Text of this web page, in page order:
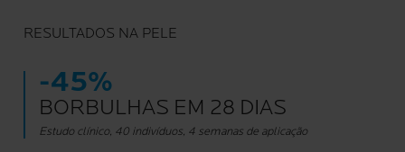
RESULTADOS NA PELE
-45%
BORBULHAS EM 28 DIAS
Estudo clínico, 40 indivíduos, 4 semanas de aplicação